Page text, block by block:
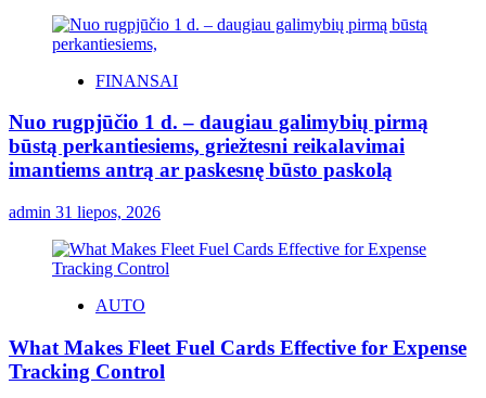
FINANSAI
Nuo rugpjūčio 1 d. – daugiau galimybių pirmą
būstą perkantiesiems, griežtesni reikalavimai
imantiems antrą ar paskesnę būsto paskolą
admin 31 liepos, 2026
AUTO
What Makes Fleet Fuel Cards Effective for Expense
Tracking Control